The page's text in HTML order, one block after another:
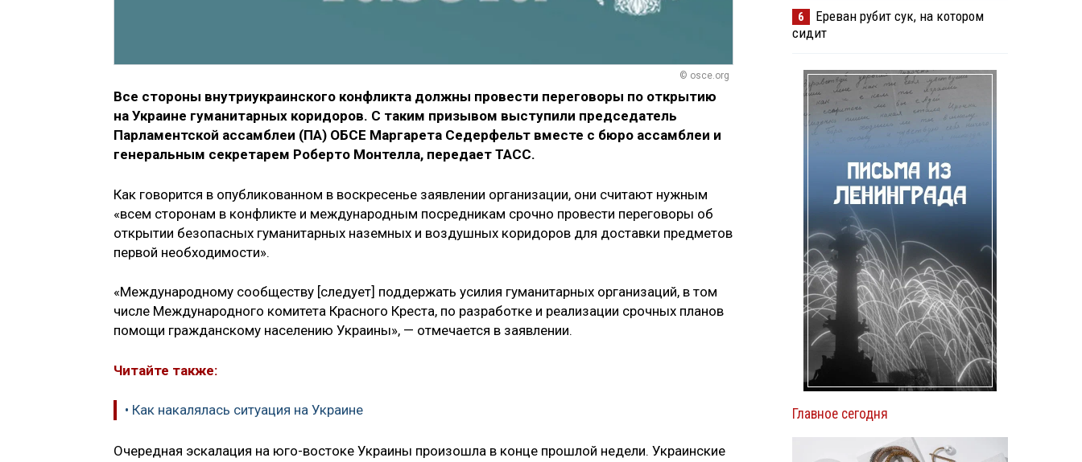
© osce.org
Все стороны внутриукраинского конфликта должны провести переговоры по открытию
на Украине гуманитарных коридоров. С таким призывом выступили председатель
Парламентской ассамблеи (ПА) ОБСЕ Маргарета Седерфельт вместе с бюро ассамблеи и
генеральным секретарем Роберто Монтелла, передает ТАСС.
Как говорится в опубликованном в воскресенье заявлении организации, они считают нужным
«всем сторонам в конфликте и международным посредникам срочно провести переговоры об
открытии безопасных гуманитарных наземных и воздушных коридоров для доставки предметов
первой необходимости».
«Международному сообществу [следует] поддержать усилия гуманитарных организаций, в том
числе Международного комитета Красного Креста, по разработке и реализации срочных планов
помощи гражданскому населению Украины», — отмечается в заявлении.
Читайте также:
• Как накалялась ситуация на Украине
Очередная эскалация на юго-востоке Украины произошла в конце прошлой недели. Украинские
6
Ереван рубит сук, на котором
сидит
Главное сегодня